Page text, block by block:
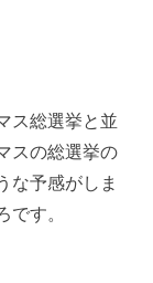
ス総選挙と並
スの総選挙の
な予感がしま
す。